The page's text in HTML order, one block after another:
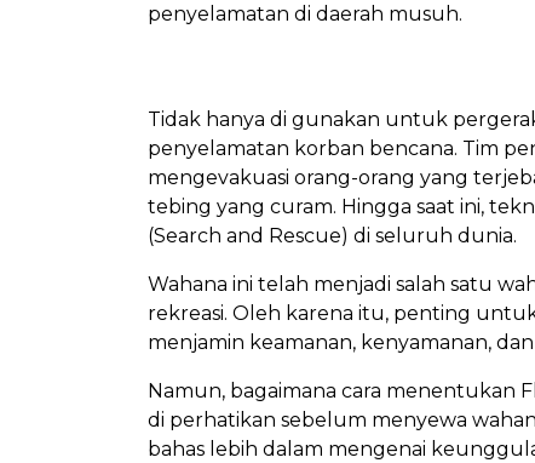
penyelamatan di daerah musuh.
Tidak hanya di gunakan untuk
penyelamatan korban bencana. Tim
mengevakuasi orang-orang yang
tebing yang curam. Hingga saat ini,
(Search and Rescue) di seluruh dunia.
Wahana ini telah menjadi salah satu
rekreasi. Oleh karena itu, penting
menjamin keamanan, kenyamanan,
Namun, bagaimana cara menentukan
di perhatikan sebelum menyewa
bahas lebih dalam mengenai